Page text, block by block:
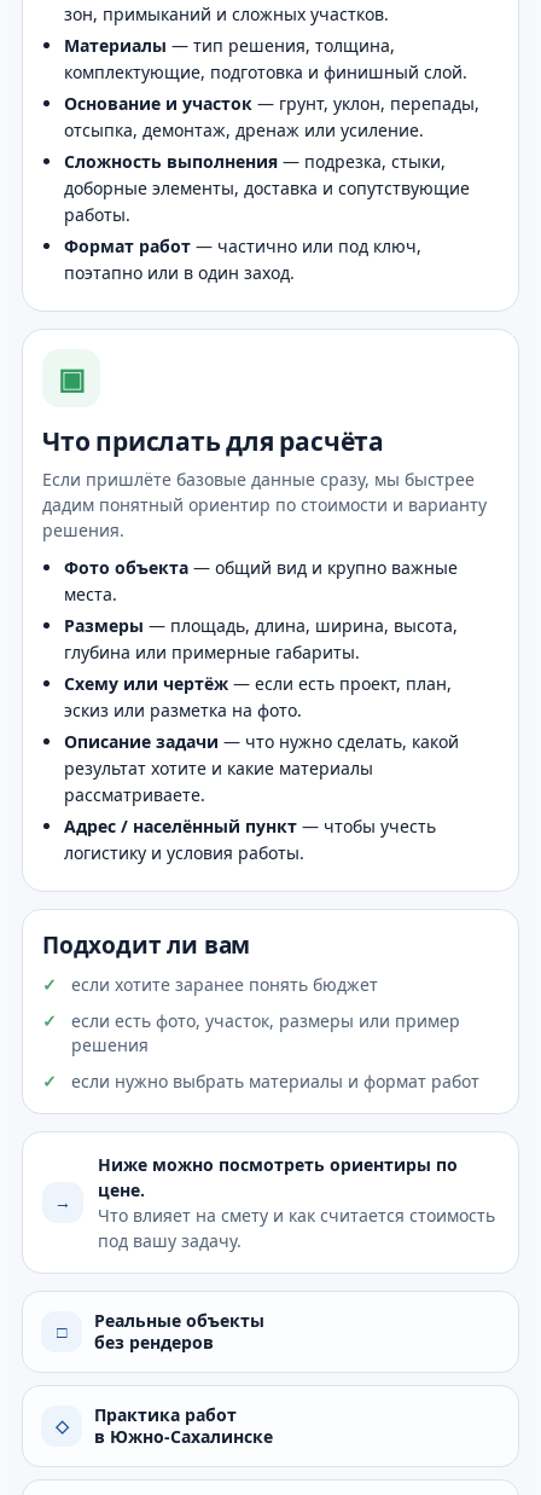
зон, примыканий и сложных участков.
Материалы — тип решения, толщина,
комплектующие, подготовка и финишный слой.
Основание и участок — грунт, уклон, перепады,
отсыпка, демонтаж, дренаж или усиление.
Сложность выполнения — подрезка, стыки,
доборные элементы, доставка и сопутствующие
работы.
Формат работ — частично или под ключ,
поэтапно или в один заход.
▣
Что прислать для расчёта
Если пришлёте базовые данные сразу, мы быстрее
дадим понятный ориентир по стоимости и варианту
решения.
Фото объекта — общий вид и крупно важные
места.
Размеры — площадь, длина, ширина, высота,
глубина или примерные габариты.
Схему или чертёж — если есть проект, план,
эскиз или разметка на фото.
Описание задачи — что нужно сделать, какой
результат хотите и какие материалы
рассматриваете.
Адрес / населённый пункт — чтобы учесть
логистику и условия работы.
Подходит ли вам
если хотите заранее понять бюджет
если есть фото, участок, размеры или пример
решения
если нужно выбрать материалы и формат работ
→
Ниже можно посмотреть ориентиры по
цене.
Что влияет на смету и как считается стоимость
под вашу задачу.
□
Реальные объекты
без рендеров
◇
Практика работ
в Южно-Сахалинске